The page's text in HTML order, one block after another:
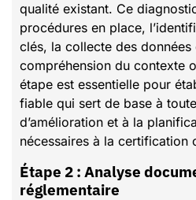
qualité existant. Ce
procédures en place,
clés, la collecte des
compréhension du contexte
étape est essentielle pour
fiable qui sert de base à
d’amélioration et à la
nécessaires à la certification
Étape 2 : Analyse documentaire et
réglementaire